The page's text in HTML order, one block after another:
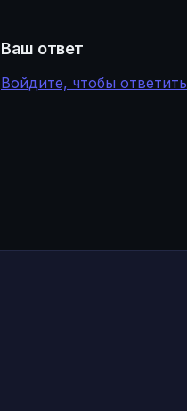
Ваш ответ
Войдите, чтобы ответить